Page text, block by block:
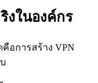
งในองค์กร
อการสร้าง VPN